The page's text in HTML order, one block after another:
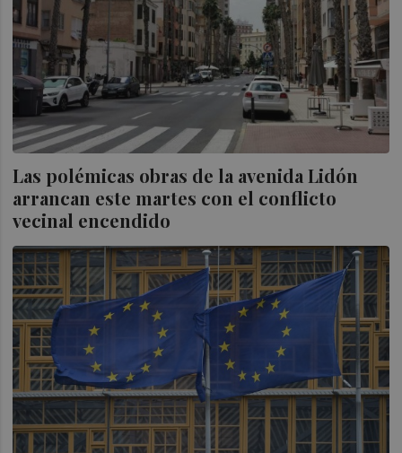
Las polémicas obras de la avenida Lidón
arrancan este martes con el conflicto
vecinal encendido